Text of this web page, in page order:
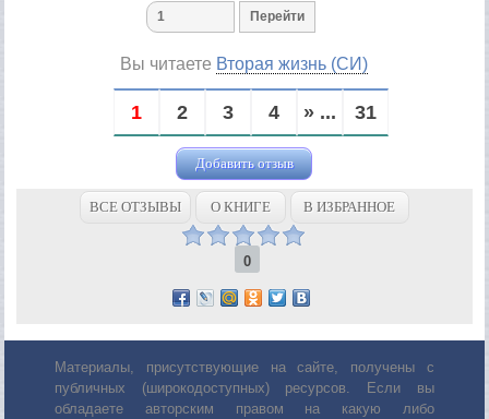
Вы читаете Вторая жизнь (СИ)
1 2 3 4 » ... 31
Добавить отзыв
ВСЕ ОТЗЫВЫ О КНИГЕ В ИЗБРАННОЕ
0
Материалы, присутствующие на сайте, получены с
публичных (широкодоступных) ресурсов. Если вы
обладаете авторским правом на какую либо